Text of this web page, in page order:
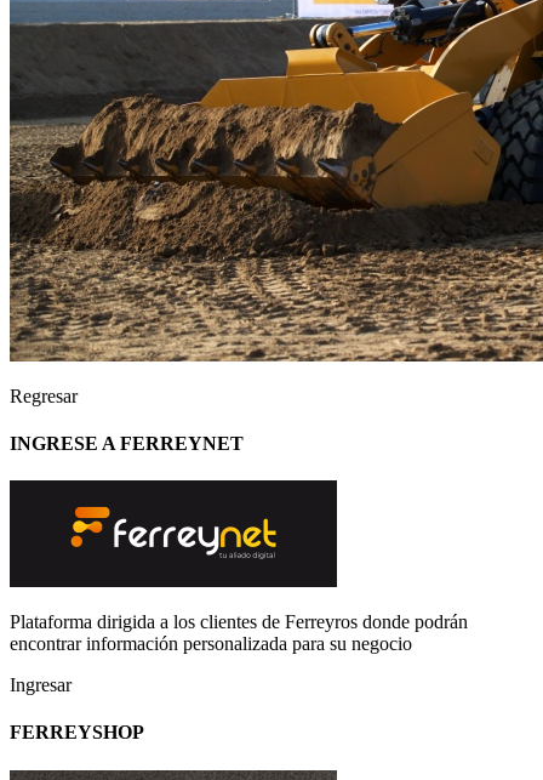
Regresar
INGRESE A FERREYNET
Plataforma dirigida a los clientes de Ferreyros donde podrán
encontrar información personalizada para su negocio
Ingresar
FERREYSHOP